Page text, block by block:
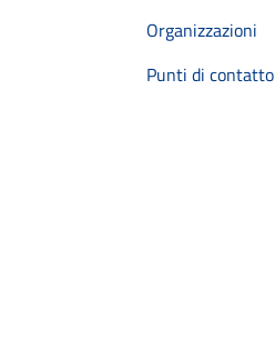
Organizzazioni
Punti di contatto